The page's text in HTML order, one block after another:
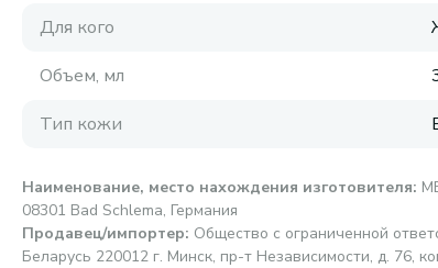
Для кого
Объем, мл
Тип кожи
Наименование, место нахождения изготовителя:
08301 Bad Schlema, Германия
Продавец/импортер: Общество с ограниченной
Беларусь 220012 г. Минск, пр-т Независимости, д. 76,